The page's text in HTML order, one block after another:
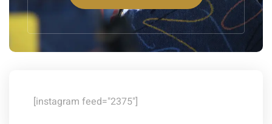
[instagram feed="2375"]